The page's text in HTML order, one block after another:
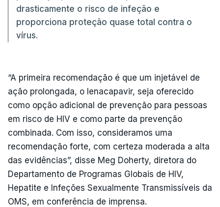
drasticamente o risco de infeção e
proporciona proteção quase total contra o
vírus.
“A primeira recomendação é que um injetável de
ação prolongada, o lenacapavir, seja oferecido
como opção adicional de prevenção para pessoas
em risco de HIV e como parte da prevenção
combinada. Com isso, consideramos uma
recomendação forte, com certeza moderada a alta
das evidências”, disse Meg Doherty, diretora do
Departamento de Programas Globais de HIV,
Hepatite e Infeções Sexualmente Transmissíveis da
OMS, em conferência de imprensa.